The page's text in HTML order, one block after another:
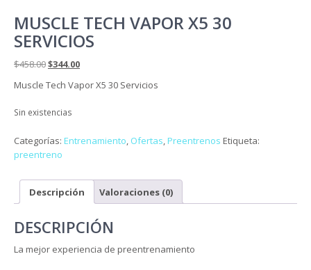
MUSCLE TECH VAPOR X5 30
SERVICIOS
$458.00El
original
$458.00.
$344.00El
actual
Muscle Tech Vapor X5 30 Servicios
Sin existencias
Categorías: Entrenamiento, Ofertas,Preentrenos Etiqueta:
preentreno
Descripción Valoraciones (0)
DESCRIPCIÓN
La mejor experiencia de preentrenamiento